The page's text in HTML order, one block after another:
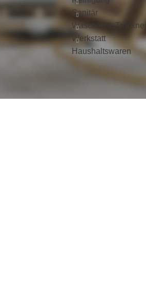
Sanitär
Waschen & Trocknen
Werkstatt
Haushaltswaren